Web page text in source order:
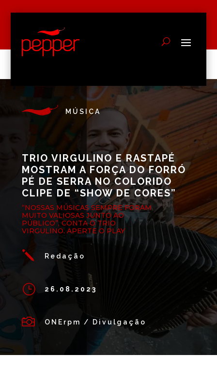
MÚSICA
TRIO VIRGULINO E RASTAPÉ
MOSTRAM A FORÇA DO FORRÓ
PÉ DE SERRA NO COLORIDO
CLIPE DE “SHOW DE CORES”
“NOSSAS MÚSICAS SEMPRE FORAM
MUITO VALIOSAS JUNTO AO
PÚBLICO”, CONTA O TRIO
VIRGULINO. APERTE O PLAY
j Redação
} 26.08.2023
 ONErpm / Divulgação